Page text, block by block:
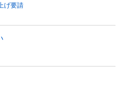
げ要請